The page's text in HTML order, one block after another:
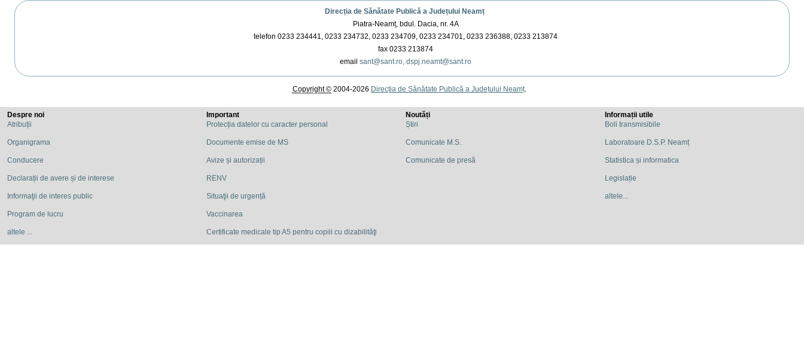
Direcția de Sănătate Publică a Județului Neamț
Piatra-Neamț, bdul. Dacia, nr. 4A
telefon 0233 234441, 0233 234732, 0233 234709, 0233 234701, 0233 236388, 0233 213874
fax 0233 213874
email sant@sant.ro, dspj.neamt@sant.ro
Copyright ©2004-2026 Direcția de Sănătate Publică a Județului Neamț.
Despre noi
Atribuții
Organigrama
Conducere
Declarații de avere și de interese
Informaţii de interes public
Program de lucru
altele ...
Important
Protecția datelor cu caracter personal
Documente emise de MS
Avize și autorizații
RENV
Situaţii de urgență
Vaccinarea
Certificate medicale tip A5 pentru copiii cu dizabilităţi
Noutăți
Știri
Comunicate M.S.
Comunicate de presă
Informații utile
Boli transmisibile
Laboratoare D.S.P. Neamț
Statistica și informatica
Legislație
altele...